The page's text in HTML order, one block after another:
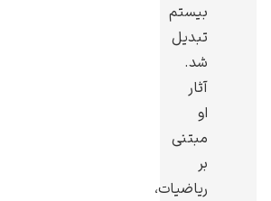
بیستم
تبدیل
شد.
آثار
او
مبتنی
بر
ریاضیات،